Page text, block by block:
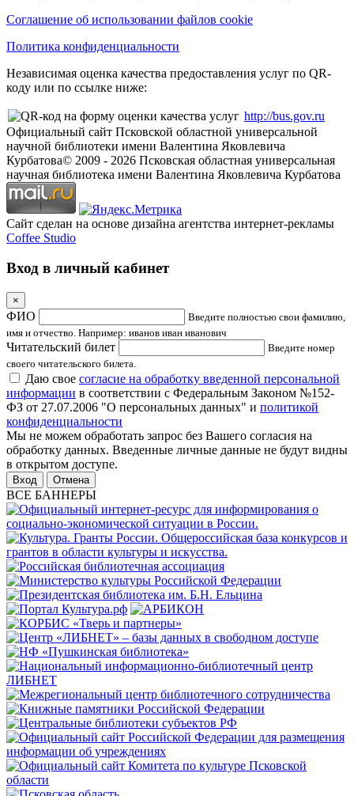
Соглашение об использовании файлов cookie
Политика конфиденциальности
Независимая оценка качества предоставления услуг по QR-
коду или по ссылке ниже:
http://bus.gov.ru
Официальный сайт Псковской областной универсальной
научной библиотеки имени Валентина Яковлевича
Курбатова© 2009 - 2026 Псковская областная универсальная
научная библиотека имени Валентина Яковлевича Курбатова
Сайт сделан на основе дизайна агентства интернет-рекламы
Coffee Studio
Вход в личный кабинет
×
ФИО
Введите полностью свои фамилию,
имя и отчество. Например: иванов иван иванович
Читательский билет
Введите номер
своего читательского билета.
Даю свое согласие на обработку введенной персональной
информации в соответствии с Федеральным Законом №152-
ФЗ от 27.07.2006 "О персональных данных" и политикой
конфиденциальности
Мы не можем обработать запрос без Вашего согласия на
обработку данных. Введенные личные данные не будут видны
в открытом доступе.
Отмена
ВСЕ БАННЕРЫ